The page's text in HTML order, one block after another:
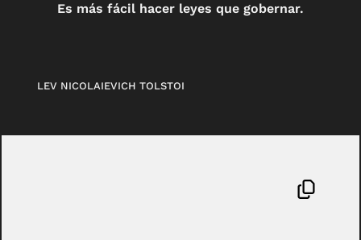
Es más fácil hacer leyes que gobernar.
LEV NICOLAIEVICH TOLSTOI